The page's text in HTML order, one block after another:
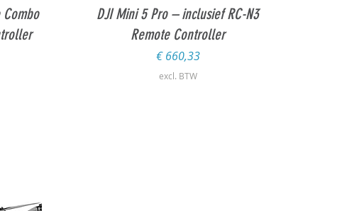
Snel overzicht
DJI Mini 5 Pro – inclusief RC-N3
Remote Controller
Prijs
€ 660,33
excl. BTW